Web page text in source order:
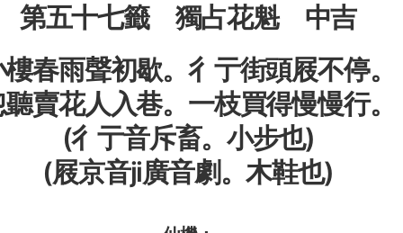
第五十七籤 獨占花魁 中吉
春雨聲初歇。彳亍街頭屐不停。
賣花人入巷。一枝買得慢慢行。
(彳亍音斥畜。小步也)
(屐京音ji廣音劇。木鞋也)